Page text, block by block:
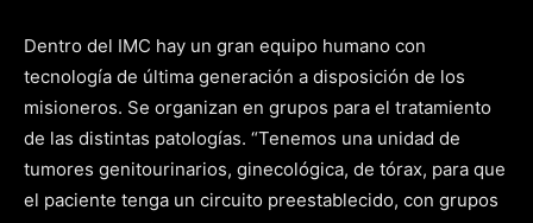
Dentro del IMC hay un gran equipo humano con
tecnología de última generación a disposición de los
misioneros. Se organizan en grupos para el tratamiento
de las distintas patologías. “Tenemos una unidad de
tumores genitourinarios, ginecológica, de tórax, para que
el paciente tenga un circuito preestablecido, con grupos